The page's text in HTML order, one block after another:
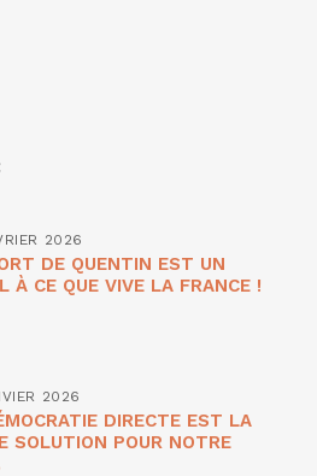
2026
DE QUENTIN EST UN
À CE QUE VIVE LA FRANCE !
2026
DIRECTE EST LA
SOLUTION POUR NOTRE